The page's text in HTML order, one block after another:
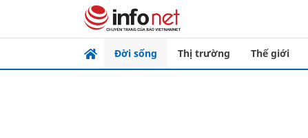
Đời sống Thị trường Thế giới